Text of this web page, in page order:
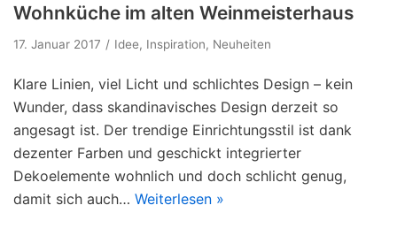
Wohnküche im alten Weinmeisterhaus
17. Januar 2017 Idee, Inspiration, Neuheiten
Klare Linien, viel Licht und schlichtes Design – kein
Wunder, dass skandinavisches Design derzeit so
angesagt ist. Der trendige Einrichtungsstil ist dank
dezenter Farben und geschickt integrierter
Dekoelemente wohnlich und doch schlicht genug,
damit sich auch… Weiterlesen »